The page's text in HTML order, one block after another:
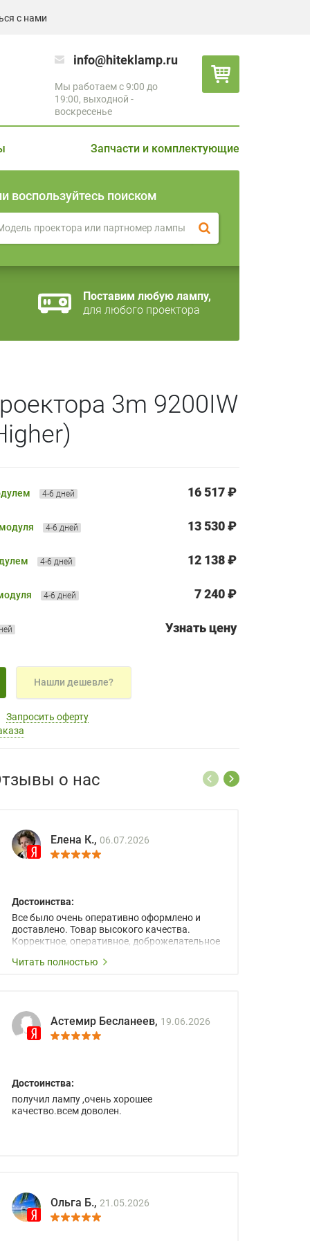
с нами
info@hiteklamp.ru
Мы работаем с 9:00 до
19:00, выходной -
воскресенье
Запчасти и комплектующие
воспользуйтесь поиском
Поставим любую лампу,
для любого проектора
3m 9200IW
4-6 дней 16 517 ₽
4-6 дней 13 530 ₽
4-6 дней 12 138 ₽
4-6 дней 7 240 ₽
Узнать цену
Нашли дешевле?
Запросить оферту
о нас
Елена К., 06.07.2026
Достоинства:
Все было очень оперативно оформлено и
доставлено. Товар высокого качества.
Корректное, оперативное, доброжелательное
Читать полностью
Астемир Бесланеев, 19.06.2026
Достоинства:
получил лампу ,очень хорошее
качество.всем доволен.
Ольга Б., 21.05.2026